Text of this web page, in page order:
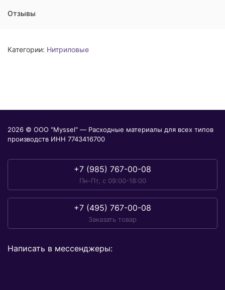
Отзывы
Категории: Нитриловые
2026 © ООО "Myssel" — Расходные материалы для всех типов
производств ИНН 7743416700
+7 (985) 767-00-08
Пн-Пт, с 09:00-18:00
+7 (495) 767-00-08
Заказать товар
Написать в мессенджеры: